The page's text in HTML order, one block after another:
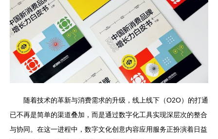
随着技术的革新与消费需求的升级，线上线下（O2O）的打通
已不再是简单的渠道叠加，而是通过数字化工具实现深层次的整合
与协同。在这一进程中，数字文化创意内容应用服务正扮演着日益